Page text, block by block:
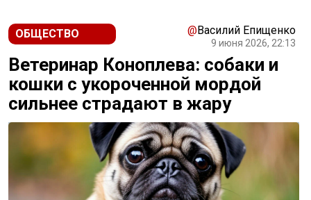
ОБЩЕСТВО @Василий Епищенко
9 июня 2026, 22:13
Ветеринар Коноплева: собаки и
кошки с укороченной мордой
сильнее страдают в жару